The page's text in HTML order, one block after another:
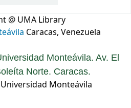
@ UMA Library
Caracas, Venezuela
Monteávila. Av. El
Norte. Caracas.
Monteávila